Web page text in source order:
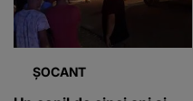
ȘOCANT